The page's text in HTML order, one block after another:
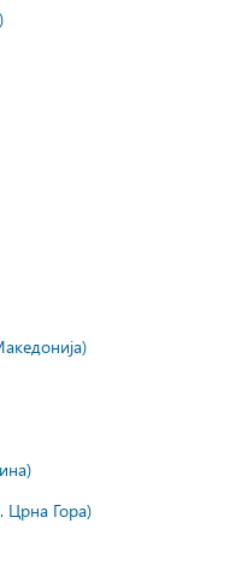
Црна Гора)